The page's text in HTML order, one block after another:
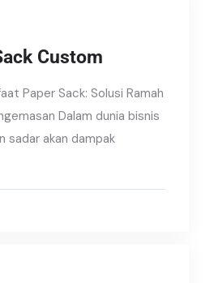
Custom
Paper Sack: Solusi Ramah
Dalam dunia bisnis
sadar akan dampak